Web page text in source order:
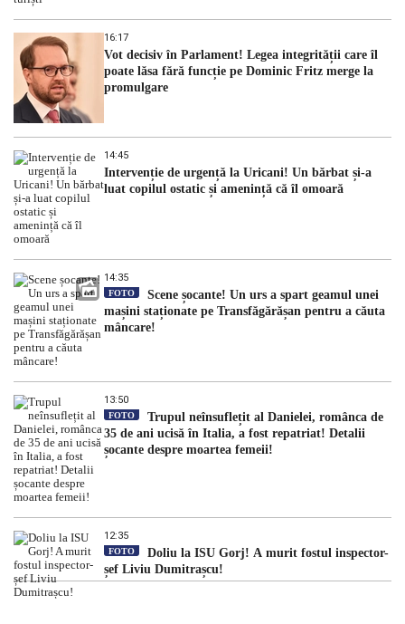
16:17
Vot decisiv în Parlament! Legea integrității care îl
poate lăsa fără funcție pe Dominic Fritz merge la
promulgare
14:45
Intervenție de urgență la Uricani! Un bărbat și-a
luat copilul ostatic și amenință că îl omoară
14:35
FOTO
Scene șocante! Un urs a spart geamul unei
mașini staționate pe Transfăgărășan pentru a căuta
mâncare!
13:50
FOTO
Trupul neînsuflețit al Danielei, românca de
35 de ani ucisă în Italia, a fost repatriat! Detalii
șocante despre moartea femeii!
12:35
FOTO
Doliu la ISU Gorj! A murit fostul inspector-
șef Liviu Dumitrașcu!